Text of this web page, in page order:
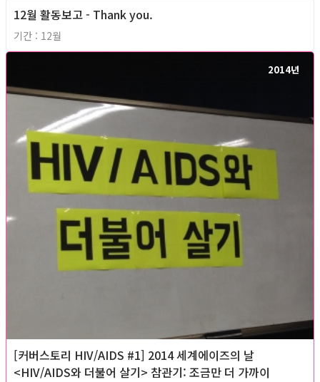
12월 활동보고 - Thank you.
기간 : 12월
2014년
[커버스토리 HIV/AIDS #1] 2014 세계에이즈의 날
<HIV/AIDS와 더불어 살기> 참관기: 조금만 더 가까이